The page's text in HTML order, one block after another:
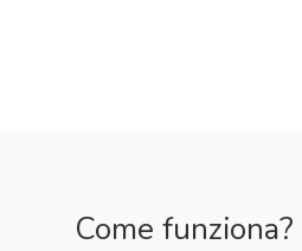
Come funziona?